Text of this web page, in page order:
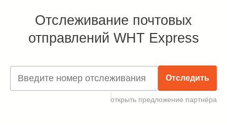
Отслеживание почтовых
отправлений WHT Express
Отследить
открыть предложение партнёра